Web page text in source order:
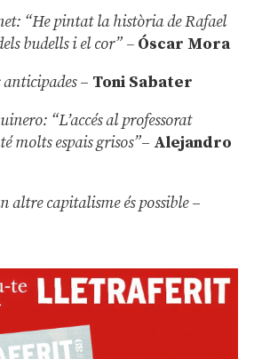
“He pintat la història de Rafael
budells i el cor” –Óscar Mora
– Toni Sabater
“L’accés al professorat
molts espais grisos”– Alejandro
altre capitalisme és possible –